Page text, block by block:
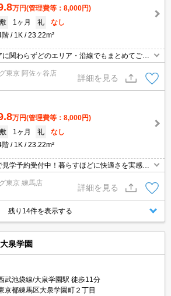
万円(管理費等：8,000円)
敷
1ヶ月 礼
なし
階
1K 23.22m²
関わらずどのエリア・沿線でもまとめてご紹
ている場合はますご相談くださいませ。
東京 阿佐ヶ谷店
詳細を見る
万円(管理費等：8,000円)
敷
1ヶ月 礼
なし
階
1K 23.22m²
学予約受付中！暮らすほどに快適さを実感で
業施設の多さ！日常の買い物に便利！
東京 練馬店
詳細を見る
残り14件を表示する
泉学園
武池袋線/大泉学園駅 徒歩11分
京都練馬区大泉学園町２丁目